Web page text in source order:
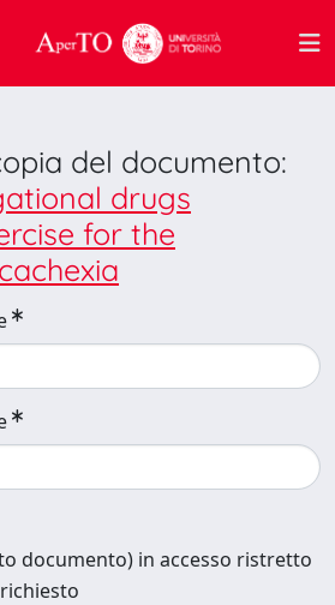
del documento:
drugs
for the
documento) in accesso ristretto